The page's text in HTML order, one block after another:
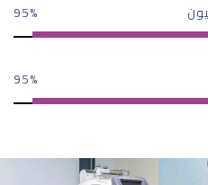
95
95